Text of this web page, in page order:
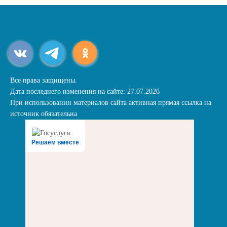
Все права защищены.
Дата последнего изменения на сайте: 27.07.2026
При использовании материалов сайта активная прямая ссылка на
источник обязательна
Решаем вместе